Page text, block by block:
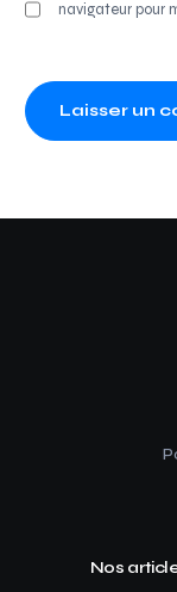
navigateur pour
Nos